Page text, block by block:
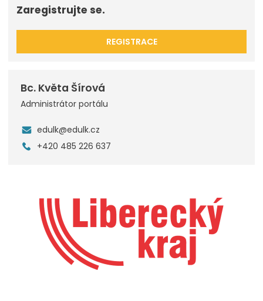
Zaregistrujte se.
REGISTRACE
Bc. Květa Šírová
Administrátor portálu
edulk@edulk.cz
+420 485 226 637